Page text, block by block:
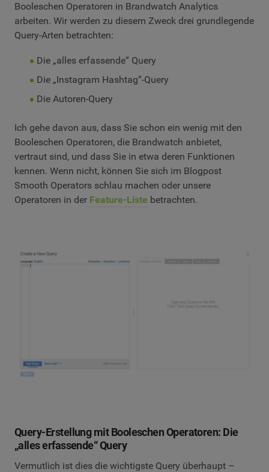
Booleschen Operatoren in Brandwatch Analytics
arbeiten. Wir werden zu diesem Zweck drei grundlegende
Query-Arten betrachten:
Die „alles erfassende“ Query
Die „Instagram Hashtag“-Query
Die Autoren-Query
Ich gehe davon aus, dass Sie schon ein wenig mit den
Booleschen Operatoren, die Brandwatch anbietet,
vertraut sind, und dass Sie in etwa deren Funktionen
kennen. Wenn nicht, können Sie sich im Blogpost
Smooth Operators schlau machen oder unsere
Operatoren in der Feature-Liste betrachten.
Query-Erstellung mit Booleschen Operatoren: Die
„alles erfassende“ Query
Vermutlich ist dies die wichtigste Query überhaupt –